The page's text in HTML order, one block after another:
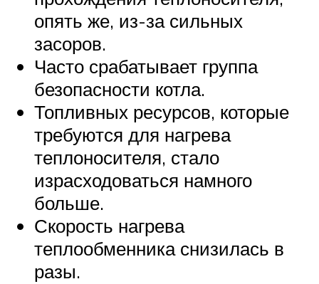
опять же, из-за сильных
засоров.
Часто срабатывает группа
безопасности котла.
Топливных ресурсов, которые
требуются для нагрева
теплоносителя, стало
израсходоваться намного
больше.
Скорость нагрева
теплообменника снизилась в
разы.